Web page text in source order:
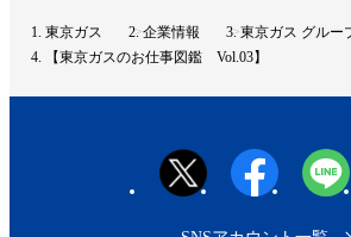
東京ガス 企業情報
東京ガス グルー
【東京ガスのお仕事図鑑 Vol.03】